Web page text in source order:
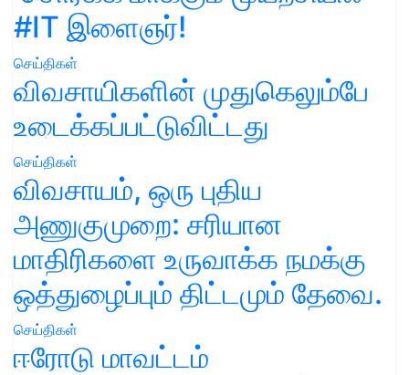
#IT இளைஞர்!
செய்திகள்
விவசாயிகளின் முதுகெலும்பே
உடைக்கப்பட்டுவிட்டது
செய்திகள்
விவசாயம், ஒரு புதிய
அணுகுமுறை: சரியான
மாதிரிகளை உருவாக்க நமக்கு
ஒத்துழைப்பும் திட்டமும் தேவை.
செய்திகள்
ஈரோடு மாவட்டம்